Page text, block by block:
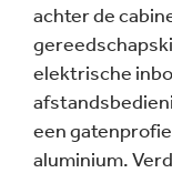
achter de
elektrische
een
aluminium.